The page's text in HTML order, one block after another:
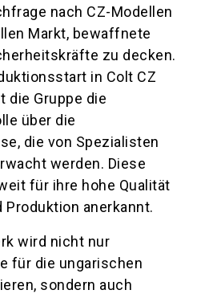
nach CZ-Modellen
Markt, bewaffnete
zu decken.
in Colt CZ
die Gruppe die
über die
die von Spezialisten
werden. Diese
für ihre hohe Qualität
anerkannt.
wird nicht nur
für die ungarischen
sondern auch